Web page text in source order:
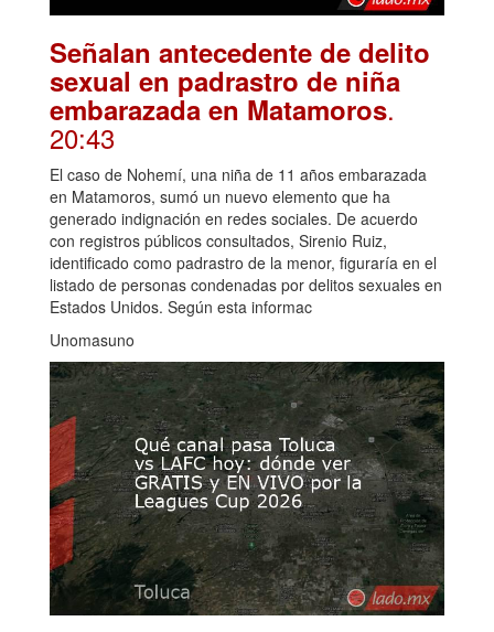
Señalan antecedente de delito
sexual en padrastro de niña
embarazada en Matamoros.
20:43
El caso de Nohemí, una niña de 11 años embarazada
en Matamoros, sumó un nuevo elemento que ha
generado indignación en redes sociales. De acuerdo
con registros públicos consultados, Sirenio Ruiz,
identificado como padrastro de la menor, figuraría en el
listado de personas condenadas por delitos sexuales en
Estados Unidos. Según esta informac
Unomasuno